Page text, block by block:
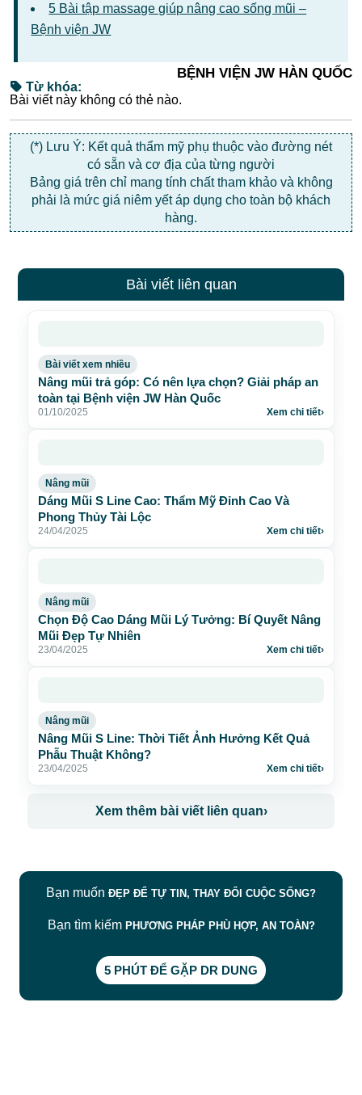
5 Bài tập massage giúp nâng cao sống mũi –
Bệnh viện JW
BỆNH VIỆN JW HÀN QUỐC
Từ khóa:
Bài viết này không có thẻ nào.
(*) Lưu Ý: Kết quả thẩm mỹ phụ thuộc vào đường nét
có sẵn và cơ địa của từng người
Bảng giá trên chỉ mang tính chất tham khảo và không
phải là mức giá niêm yết áp dụng cho toàn bộ khách
hàng.
Bài viết liên quan
Bài viết xem nhiều
Nâng mũi trả góp: Có nên lựa chọn? Giải pháp an
toàn tại Bệnh viện JW Hàn Quốc
01/10/2025 Xem chi tiết›
Nâng mũi
Dáng Mũi S Line Cao: Thẩm Mỹ Đỉnh Cao Và
Phong Thủy Tài Lộc
24/04/2025 Xem chi tiết›
Nâng mũi
Chọn Độ Cao Dáng Mũi Lý Tưởng: Bí Quyết Nâng
Mũi Đẹp Tự Nhiên
23/04/2025 Xem chi tiết›
Nâng mũi
Nâng Mũi S Line: Thời Tiết Ảnh Hưởng Kết Quả
Phẫu Thuật Không?
23/04/2025 Xem chi tiết›
Xem thêm bài viết liên quan›
Bạn muốn ĐẸP ĐỂ TỰ TIN, THAY ĐỔI CUỘC SỐNG?
Bạn tìm kiếm PHƯƠNG PHÁP PHÙ HỢP, AN TOÀN?
5 PHÚT ĐỂ GẶP DR DUNG